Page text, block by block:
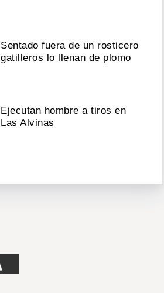
Sentado fuera de un rosticero
gatilleros lo llenan de plomo
Ejecutan hombre a tiros en
Las Alvinas